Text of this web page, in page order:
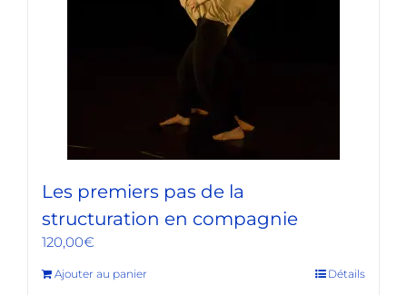
Les premiers pas de la
structuration en compagnie
120,00€
Ajouter au panier Détails